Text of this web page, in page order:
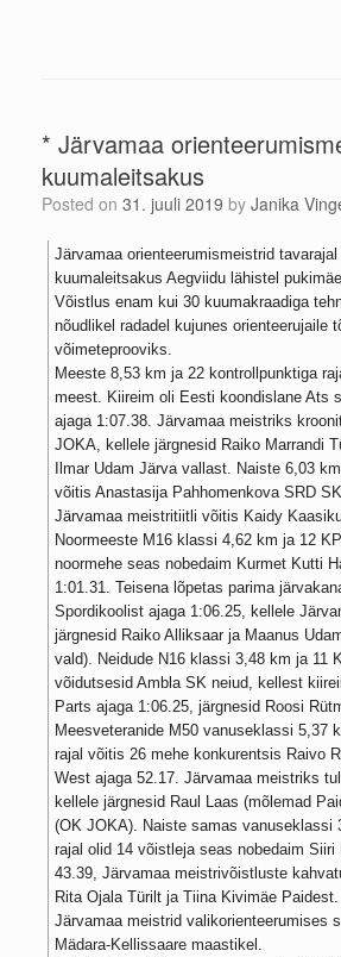
* Järvamaa
kuumaleitsakus
Posted on 31. juuli 2019 by Janika
Järvamaa orienteerumismeistrid
kuumaleitsakus Aegviidu lähistel
Võistlus enam kui 30 kuumakraadiga
nõudlikel radadel kujunes orienteerujaile
võimeteprooviks.
Meeste 8,53 km ja 22 kontrollpunktiga
meest. Kiireim oli Eesti koondislane Ats
ajaga 1:07.38. Järvamaa meistriks
JOKA, kellele järgnesid Raiko Marrandi
Ilmar Udam Järva vallast. Naiste 6,03
võitis Anastasija Pahhomenkova SRD
Järvamaa meistritiitli võitis Kaidy
Noormeeste M16 klassi 4,62 km ja 12
noormehe seas nobedaim Kurmet Kutti
1:01.31. Teisena lõpetas parima
Spordikoolist ajaga 1:06.25, kellele
järgnesid Raiko Alliksaar ja Maanus
vald). Neidude N16 klassi 3,48 km ja 11
võidutsesid Ambla SK neiud, kellest
Parts ajaga 1:06.25, järgnesid Roosi
Meesveteranide M50 vanuseklassi 5,37
rajal võitis 26 mehe konkurentsis Raivo
West ajaga 52.17. Järvamaa meistriks
kellele järgnesid Raul Laas (mõlemad
(OK JOKA). Naiste samas vanuseklassi
rajal olid 14 võistleja seas nobedaim Siiri
43.39, Järvamaa meistrivõistluste
Rita Ojala Türilt ja Tiina Kivimäe Paidest.
Järvamaa meistrid valikorienteerumises
Mädara-Kellissaare maastikel.